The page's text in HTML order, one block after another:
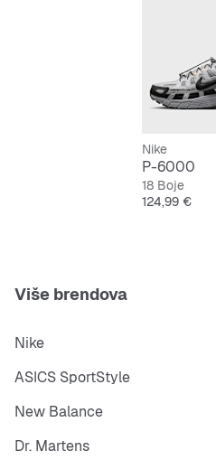
Nike
P-6000
18 Boje
Cijena
124,99 €
Više brendova
Nike
ASICS SportStyle
New Balance
Dr. Martens